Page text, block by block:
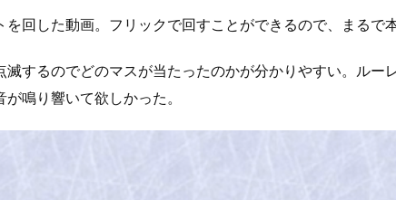
回した動画。フリックで回すことができるので、まるで
滅するのでどのマスが当たったのかが分かりやすい。ル
鳴り響いて欲しかった。